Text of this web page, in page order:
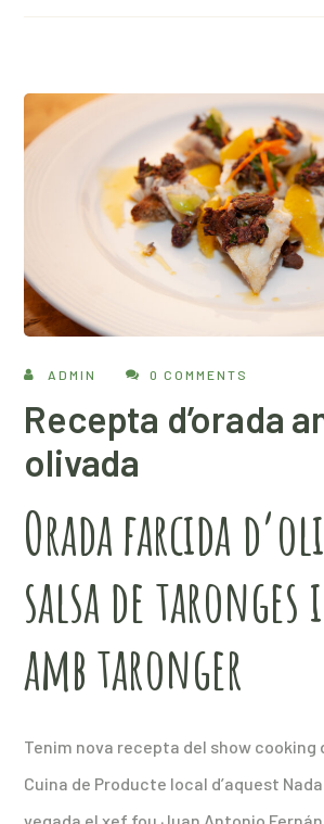
ADMIN 0 COMMENTS
Recepta d’orada
olivada
Orada farcida
salsa de taronges
amb taronger
Tenim nova recepta del show cooking
Cuina de Producte local d’aquest